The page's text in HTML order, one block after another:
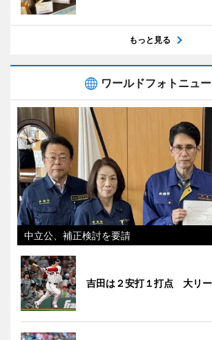
もっと見る
ワールドフォトニュ
中立公、補正検討を要請
吉田は２安打１打点 大リ